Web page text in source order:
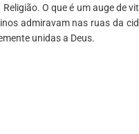
O que é um auge de
admiravam nas ruas da
unidas a Deus.